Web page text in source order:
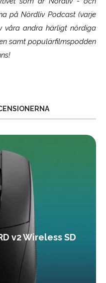
på Nördliv Podcast (varje
våra andra härligt nördiga
samt populärfilmspodden
v2 Wireless SD